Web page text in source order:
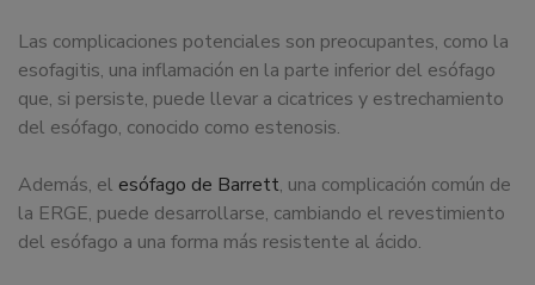
Las complicaciones potenciales son preocupantes, como la
esofagitis, una inflamación en la parte inferior del esófago
que, si persiste, puede llevar a cicatrices y estrechamiento
del esófago, conocido como estenosis.
Además, el esófago de Barrett, una complicación común de
la ERGE, puede desarrollarse, cambiando el revestimiento
del esófago a una forma más resistente al ácido.